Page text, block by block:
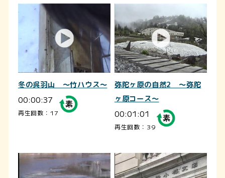
冬の呉羽山 ～竹ハウス～
00:00:37
再生回数：17
弥陀ヶ原の自然2 ～弥陀
ヶ原コース～
00:01:01
再生回数：39